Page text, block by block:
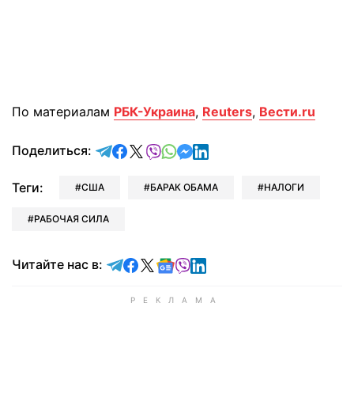
По материалам РБК-Украина, Reuters, Вести.ru
Поделиться: отправить в Telegram
поделиться в Facebook
поделиться в X
отправить в Viber
отправить в Whatsapp
отправить в Messenger
отправить в LinkedIn
Теги: США БАРАК ОБАМА НАЛОГИ
РАБОЧАЯ СИЛА
Читайте нас в: Читайте в Telegram
Читайте в Facebook
Читайте в X
Читайте в Google news
Читайте в Viber
Читайте в LinkedIn